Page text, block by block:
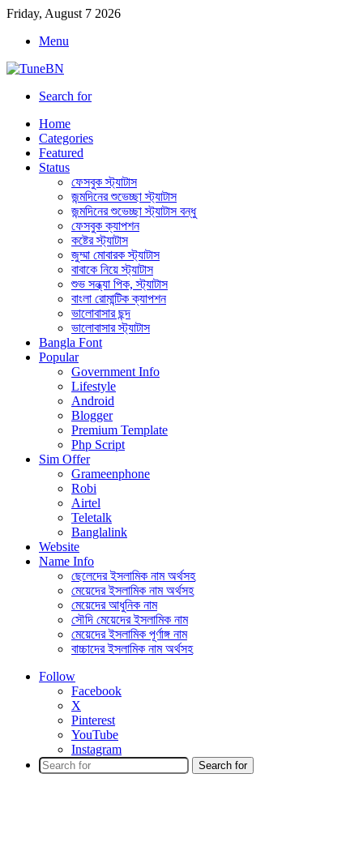
Friday, August 7 2026
Menu
Search for
Home
Categories
Featured
Status
ফেসবুক স্ট্যাটাস
জন্মদিনের শুভেচ্ছা স্ট্যাটাস
জন্মদিনের শুভেচ্ছা স্ট্যাটাস বন্ধু
ফেসবুক ক্যাপশন
কষ্টের স্ট্যাটাস
জুম্মা মোবারক স্ট্যাটাস
বাবাকে নিয়ে স্ট্যাটাস
শুভ সন্ধ্যা পিক, স্ট্যাটাস
বাংলা রোমান্টিক ক্যাপশন
ভালোবাসার ছন্দ
ভালোবাসার স্ট্যাটাস
Bangla Font
Popular
Government Info
Lifestyle
Android
Blogger
Premium Template
Php Script
Sim Offer
Grameenphone
Robi
Airtel
Teletalk
Banglalink
Website
Name Info
ছেলেদের ইসলামিক নাম অর্থসহ
মেয়েদের ইসলামিক নাম অর্থসহ
মেয়েদের আধুনিক নাম
সৌদি মেয়েদের ইসলামিক নাম
মেয়েদের ইসলামিক পূর্ণাঙ্গ নাম
বাচ্চাদের ইসলামিক নাম অর্থসহ
Follow
Facebook
X
Pinterest
YouTube
Instagram
Search for